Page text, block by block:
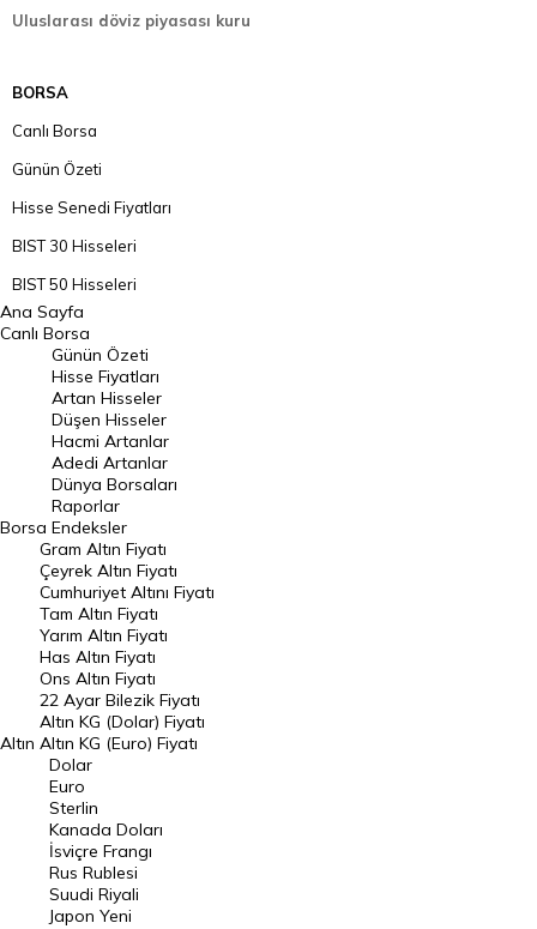
Uluslarası döviz piyasası kuru
BORSA
Canlı Borsa
Günün Özeti
Hisse Senedi Fiyatları
BIST 30 Hisseleri
BIST 50 Hisseleri
BIST 100 Hisseleri
En Çok Artan Hisseler
En Çok Düşen Hisseler
Hacmi Artanlar
Geçmiş Kapanışlar
Dünya Borsaları
Raporlar
Endeksler
DÖVİZ
Döviz Kuru
Dolar Kuru
Euro Kuru
Pound Kuru
Frank Kuru
Riyal Kuru
Avustralya Doları
Ana Sayfa
Canlı Borsa
Borsa
Günün Özeti
Hisse Fiyatları
Artan Hisseler
Düşen Hisseler
Hacmi Artanlar
Adedi Artanlar
Dünya Borsaları
Raporlar
Endeksler
Altın
Gram Altın Fiyatı
Çeyrek Altın Fiyatı
Cumhuriyet Altını Fiyatı
Tam Altın Fiyatı
Yarım Altın Fiyatı
Has Altın Fiyatı
Ons Altın Fiyatı
22 Ayar Bilezik Fiyatı
Altın KG (Dolar) Fiyatı
Altın KG (Euro) Fiyatı
Dolar
Euro
Sterlin
Kanada Doları
İsviçre Frangı
Rus Rublesi
Suudi Riyali
Japon Yeni